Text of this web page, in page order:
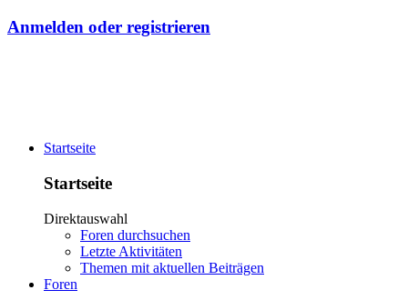
Anmelden oder registrieren
Startseite
Startseite
Direktauswahl
Foren durchsuchen
Letzte Aktivitäten
Themen mit aktuellen Beiträgen
Foren